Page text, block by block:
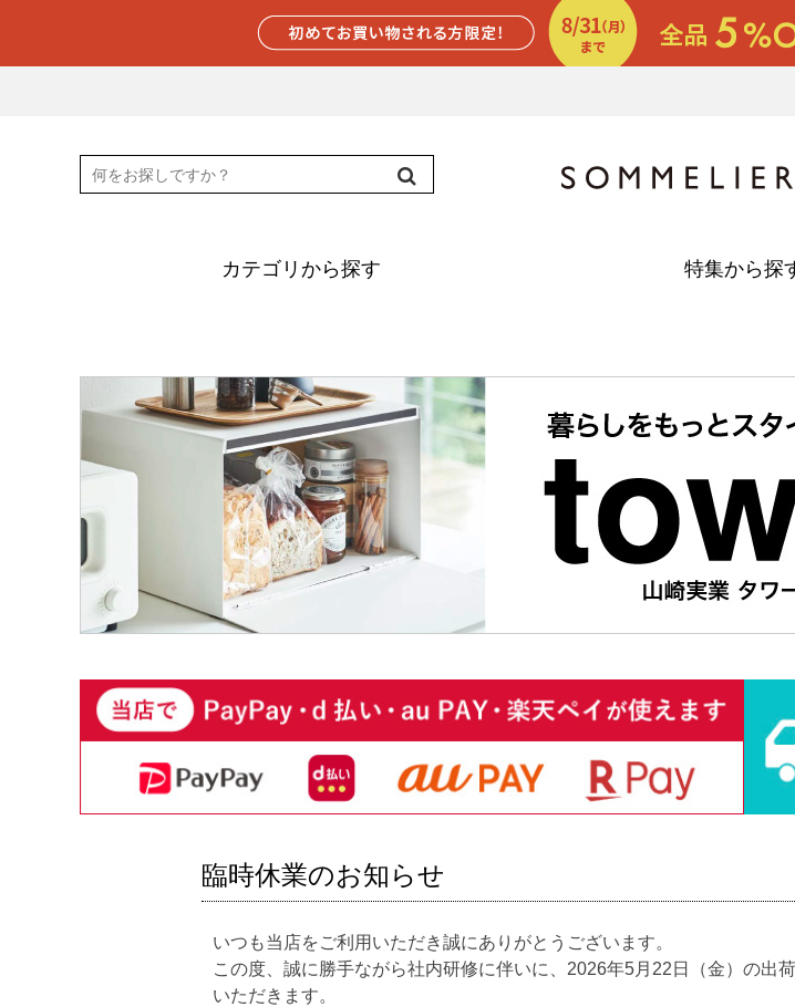
カテゴリから探す 特集から探
臨時休業のお知らせ
いつも当店をご利用いただき誠にありがとうございます。
この度、誠に勝手ながら社内研修に伴いに、2026年5月22日（金）の出
いただきます。